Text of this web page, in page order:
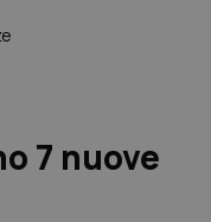
7 nuove